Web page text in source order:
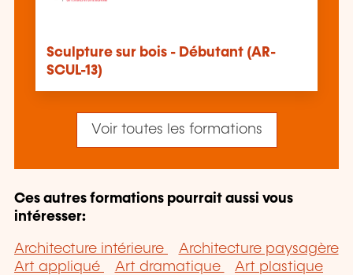
Sculpture sur bois - Débutant (AR-
SCUL-13)
Voir toutes les formations
Ces autres formations pourrait aussi vous
intéresser:
Architecture intérieure
Architecture paysagère
Art appliqué
Art dramatique
Art plastique